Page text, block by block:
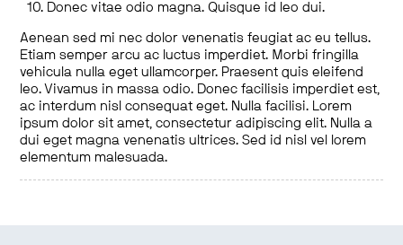
Donec vitae odio magna. Quisque id leo dui.
Aenean sed mi nec dolor venenatis feugiat ac eu tellus.
Etiam semper arcu ac luctus imperdiet. Morbi fringilla
vehicula nulla eget ullamcorper. Praesent quis eleifend
leo. Vivamus in massa odio. Donec facilisis imperdiet est,
ac interdum nisl consequat eget. Nulla facilisi. Lorem
ipsum dolor sit amet, consectetur adipiscing elit. Nulla a
dui eget magna venenatis ultrices. Sed id nisl vel lorem
elementum malesuada.